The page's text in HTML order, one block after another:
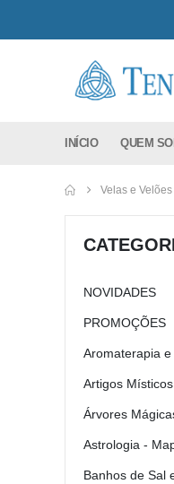
INÍCIO QUEM
Velas e
NOVIDADES
PROMOÇÕES
Aromaterapia
Artigos
Árvores
Astrologia -
Banhos de Sal